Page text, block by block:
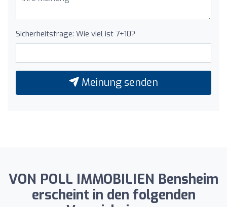
Sicherheitsfrage: Wie viel ist 7+10?
Meinung senden
VON POLL IMMOBILIEN Bensheim
erscheint in den folgenden